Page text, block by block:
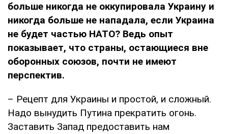
больше никогда не оккупировала Украину и
никогда больше не нападала, если Украина
не будет частью НАТО? Ведь опыт
показывает, что страны, остающиеся вне
оборонных союзов, почти не имеют
перспектив.
– Рецепт для Украины и простой, и сложный.
Надо вынудить Путина прекратить огонь.
Заставить Запад предоставить нам